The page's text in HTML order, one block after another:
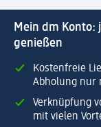
Mein dm Konto:
genießen
Kostenfreie
Abholung nur
Verknüpfung
mit vielen